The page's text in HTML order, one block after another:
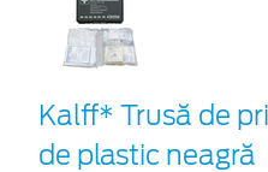
Kalff* Trusă de
de plastic neagră